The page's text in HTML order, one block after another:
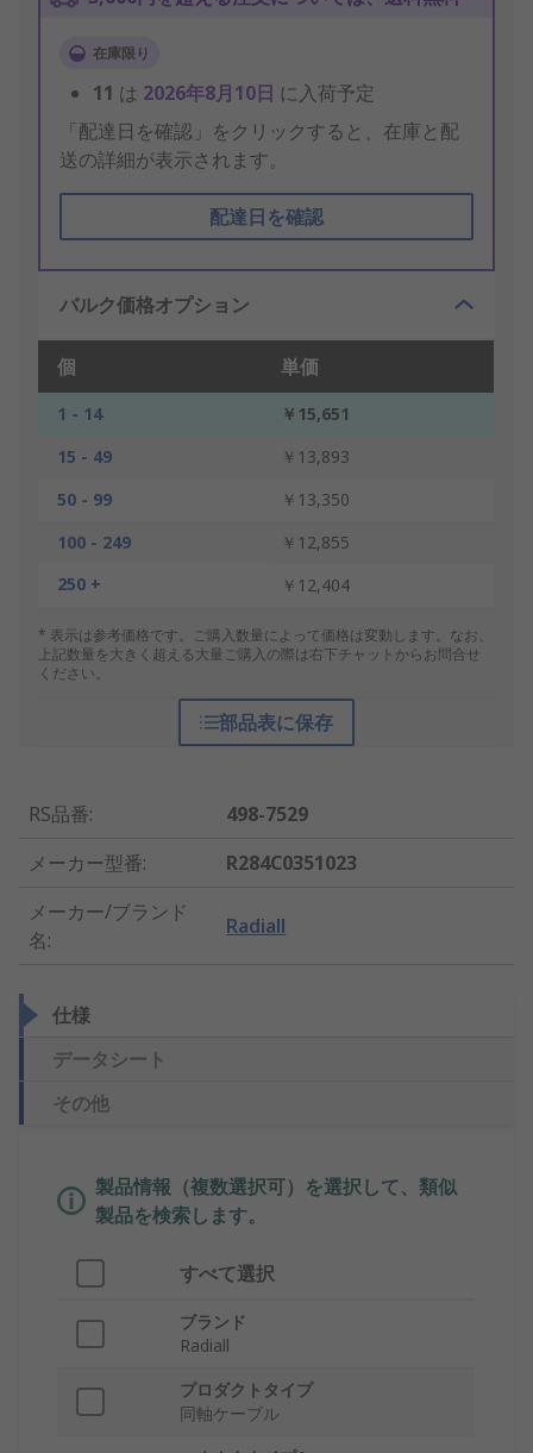
在庫限り
11 は 2026年8月10日 に入荷予定
「配達日を確認」をクリックすると、在庫と配
送の詳細が表示されます。
配達日を確認
バルク価格オプション
個 単価
1 - 14
￥15,651
15 - 49
￥13,893
50 - 99
￥13,350
100 - 249
￥12,855
250 +
￥12,404
* 表示は参考価格です。ご購入数量によって価格は変動します。なお、
上記数量を大きく超える大量ご購入の際は右下チャットからお問合せ
ください。
部品表に保存
RS品番:
498-7529
メーカー型番:
R284C0351023
メーカー/ブランド
名:
Radiall
仕様
データシート
その他
製品情報（複数選択可）を選択して、類似
製品を検索します。
すべて選択
ブランド
Radiall
プロダクトタイプ
同軸ケーブル